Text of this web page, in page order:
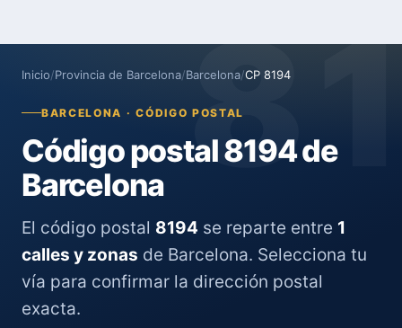
Inicio/Provincia de Barcelona/Barcelona/CP 8194
BARCELONA · CÓDIGO POSTAL
Código postal 8194 de
Barcelona
El código postal 8194 se reparte entre 1
calles y zonas de Barcelona. Selecciona tu
vía para confirmar la dirección postal
exacta.